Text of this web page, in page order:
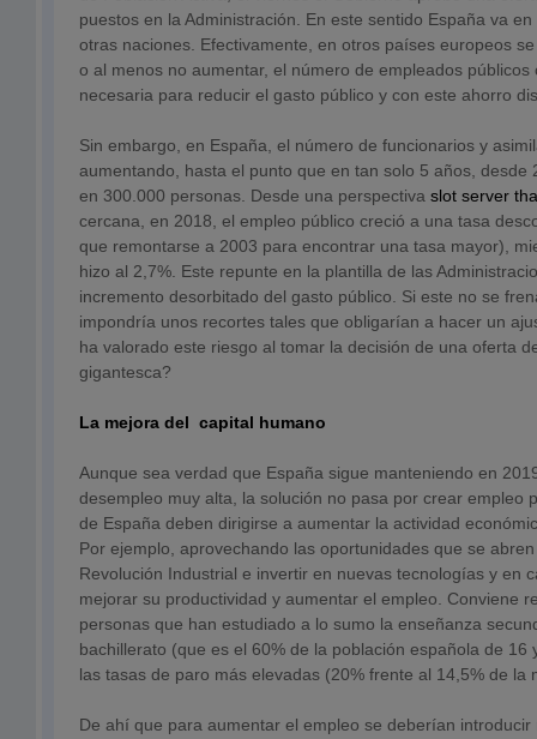
puestos en la Administración. En este sentido España va
otras naciones. Efectivamente, en otros países europeos
o al menos no aumentar, el número de empleados públicos
necesaria para reducir el gasto público y con este ahorro
Sin embargo, en España, el número de funcionarios y
aumentando, hasta el punto que en tan solo 5 años, desde
en 300.000 personas. Desde una perspectiva slot server
cercana, en 2018, el empleo público creció a una tasa
que remontarse a 2003 para encontrar una tasa mayor),
hizo al 2,7%. Este repunte en la plantilla de las
incremento desorbitado del gasto público. Si este no se
impondría unos recortes tales que obligarían a hacer un
ha valorado este riesgo al tomar la decisión de una oferta
gigantesca?
La mejora del capital humano
Aunque sea verdad que España sigue manteniendo en
desempleo muy alta, la solución no pasa por crear empleo
de España deben dirigirse a aumentar la actividad
Por ejemplo, aprovechando las oportunidades que se
Revolución Industrial e invertir en nuevas tecnologías y en
mejorar su productividad y aumentar el empleo. Conviene
personas que han estudiado a lo sumo la enseñanza
bachillerato (que es el 60% de la población española de 16
las tasas de paro más elevadas (20% frente al 14,5% de la
De ahí que para aumentar el empleo se deberían